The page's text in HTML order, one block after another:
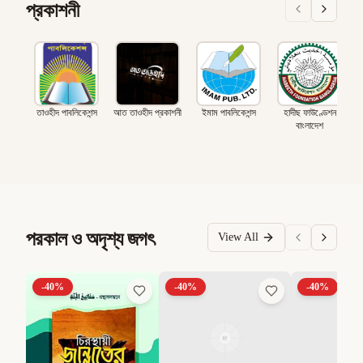
প্রকাশনী
তাওহীদ পাবলিকেশন্স আত তাওহীদ প্রকাশনী ইমাম পাবলিকেশন্স
হাদীছ ফাউণ্ডেশন
বাংলাদেশ
পরকাল ও অদৃশ্য জগৎ View All
-40% -40% -40%